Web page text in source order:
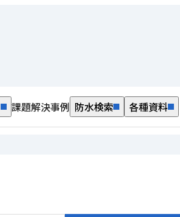
課題解決事例 防水検索 各種資料